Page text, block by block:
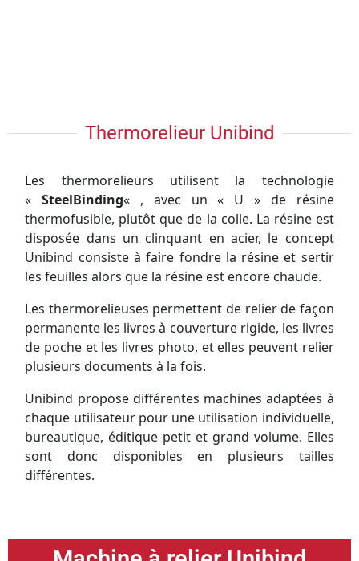
Thermorelieur Unibind
Les thermorelieurs
utilisent la technologie
«SteelBinding« , avec un « U » de résine
thermofusible, plutôt que de la colle. La résine est
disposée dans un clinquant en acier, le concept
Unibind consiste à faire fondre la résine et sertir
les feuilles alors que la résine est encore chaude.
Les thermorelieuses permettent de relier de façon
permanente les livres à couverture rigide, les livres
de poche et les livres photo, et elles peuvent relier
plusieurs documents à la fois.
Unibind propose différentes machines adaptées à
chaque utilisateur pour une utilisation individuelle,
bureautique, éditique petit et grand volume. Elles
sont donc disponibles en plusieurs tailles
différentes.